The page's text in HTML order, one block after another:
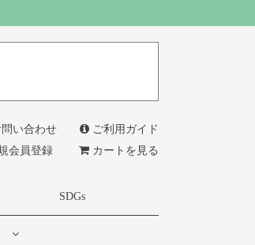
問い合わせ
ご利用ガイド
会員登録 カートを見る
SDGs